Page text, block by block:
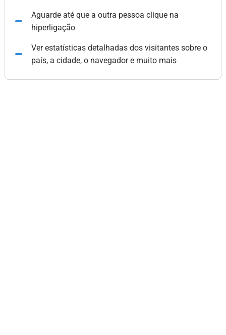
Aguarde até que a outra pessoa clique na
hiperligação
Ver estatísticas detalhadas dos visitantes sobre o
país, a cidade, o navegador e muito mais